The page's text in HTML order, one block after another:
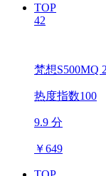
TOP
42
梵想S500MQ
热度指数100
9.9 分
￥649